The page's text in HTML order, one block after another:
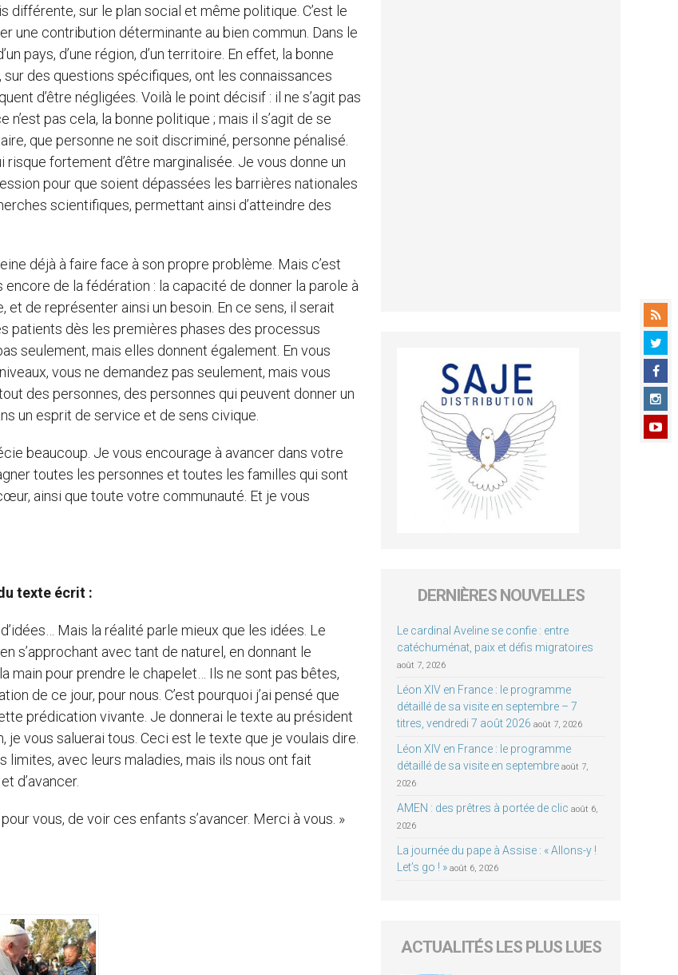
différente, sur le plan social et même politique. C’est le
une contribution déterminante au bien commun. Dans le
pays, d’une région, d’un territoire. En effet, la bonne
des questions spécifiques, ont les connaissances
d’être négligées. Voilà le point décisif : il ne s’agit pas
pas cela, la bonne politique ; mais il s’agit de se
que personne ne soit discriminé, personne pénalisé.
fortement d’être marginalisée. Je vous donne un
pour que soient dépassées les barrières nationales
scientifiques, permettant ainsi d’atteindre des
déjà à faire face à son propre problème. Mais c’est
de la fédération : la capacité de donner la parole à
de représenter ainsi un besoin. En ce sens, il serait
patients dès les premières phases des processus
seulement, mais elles donnent également. En vous
vous ne demandez pas seulement, mais vous
des personnes, des personnes qui peuvent donner un
un esprit de service et de sens civique.
beaucoup. Je vous encourage à avancer dans votre
toutes les personnes et toutes les familles qui sont
ainsi que toute votre communauté. Et je vous
texte écrit :
Mais la réalité parle mieux que les idées. Le
s’approchant avec tant de naturel, en donnant le
main pour prendre le chapelet… Ils ne sont pas bêtes,
de ce jour, pour nous. C’est pourquoi j’ai pensé que
prédication vivante. Je donnerai le texte au président
vous saluerai tous. Ceci est le texte que je voulais dire.
limites, avec leurs maladies, mais ils nous ont fait
d’avancer.
vous, de voir ces enfants s’avancer. Merci à vous. »
DERNIÈRES NOUVELLES
Le cardinal Aveline se confie : entre
catéchuménat, paix et défis migratoires
août 7, 2026
Léon XIV en France : le programme
détaillé de sa visite en septembre – 7
titres, vendredi 7 août 2026 août 7, 2026
Léon XIV en France : le programme
détaillé de sa visite en septembre août 7,
2026
AMEN : des prêtres à portée de clic août 6,
2026
La journée du pape à Assise : « Allons-y !
Let’s go ! » août 6, 2026
ACTUALITÉS LES PLUS LUES